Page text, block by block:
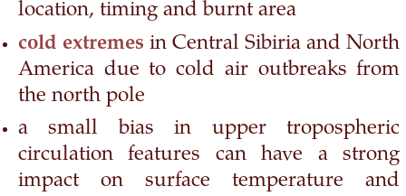
location, timing and burnt area
cold extremes in Central Sibiria and North
America due to cold air outbreaks from
the north pole
a small bias in upper tropospheric
circulation features can have a strong
impact on surface temperature and